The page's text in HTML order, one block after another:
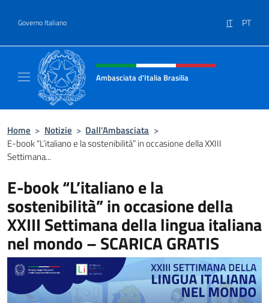
Governo Italiano IT PT
Intestazione sito, social e menù
Ambasciata d'Italia Brasilia
Home > Notizie > Dall’Ambasciata >
E-book “L’italiano e la sostenibilità” in occasione della XXIII
Settimana...
E-book “L’italiano e la
sostenibilità” in occasione della
XXIII Settimana della lingua italiana
nel mondo – SCARICA GRATIS